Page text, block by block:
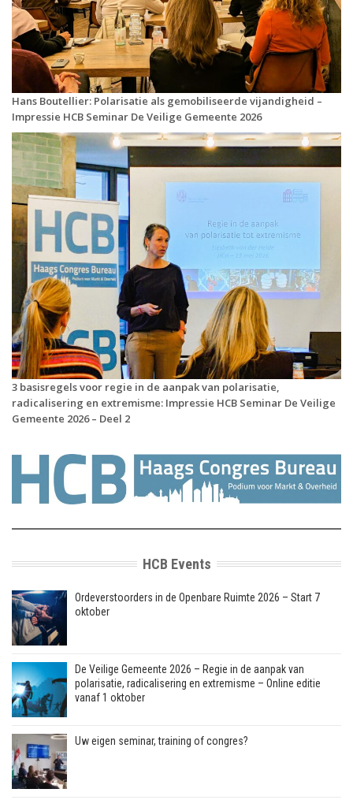
Hans Boutellier: Polarisatie als gemobiliseerde vijandigheid –
Impressie HCB Seminar De Veilige Gemeente 2026
3 basisregels voor regie in de aanpak van polarisatie,
radicalisering en extremisme: Impressie HCB Seminar De Veilige
Gemeente 2026 – Deel 2
HCB Events
Ordeverstoorders in de Openbare Ruimte 2026 – Start 7
oktober
De Veilige Gemeente 2026 – Regie in de aanpak van
polarisatie, radicalisering en extremisme – Online editie
vanaf 1 oktober
Uw eigen seminar, training of congres?